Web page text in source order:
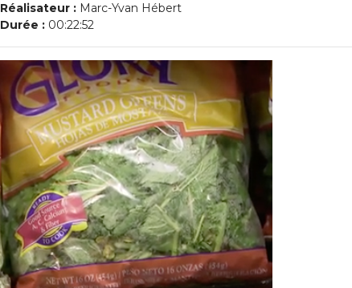
Réalisateur : Marc-Yvan Hébert
Durée : 00:22:52